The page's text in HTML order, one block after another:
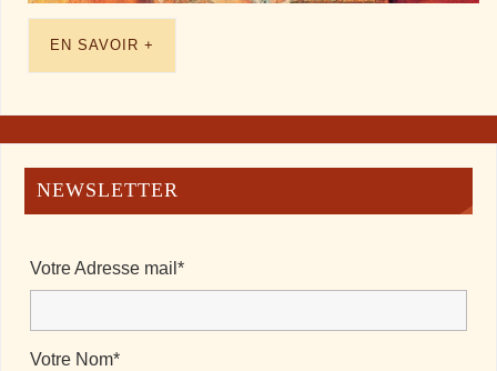
EN SAVOIR +
NEWSLETTER
Votre Adresse mail*
Votre Nom*